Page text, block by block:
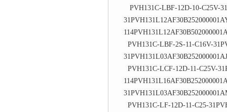
PVH131C-LBF-12D-10-C25V-
PVH131C-LBF-2S-11-C16V-
PVH131C-LCF-12D-11-C25V-
PVH131C-LF-12D-11-C25-